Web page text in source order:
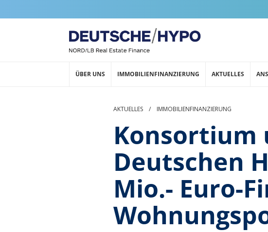
ÜBER UNS IMMOBILIENFINANZIERUNG AKTUELLES
AKTUELLES / IMMOBILIENFINANZIERUNG
Konsortium
Deutschen
Mio.- Euro-